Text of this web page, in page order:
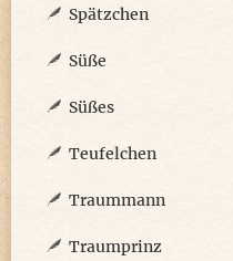
Spätzchen
Süße
Süßes
Teufelchen
Traummann
Traumprinz